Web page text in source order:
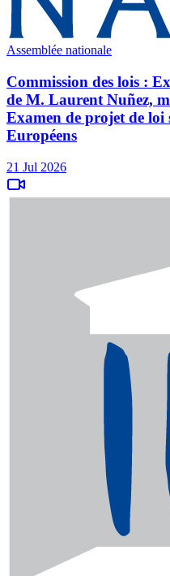
Assemblée nationale
Commission des lois :
de M. Laurent Nuñez,
Examen de projet de loi
Européens
21 Jul 2026